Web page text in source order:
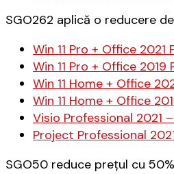
SGO262 aplică o reducere
Win 11 Pro + Office 2021
Win 11 Pro + Office 2019
Win 11 Home + Office
Win 11 Home + Office
Visio Professional 2021 –
Project Professional
SGO50 reduce prețul cu